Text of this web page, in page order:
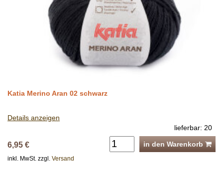
Katia Merino Aran 02 schwarz
Details anzeigen
lieferbar: 20
6,95 € in den Warenkorb
inkl. MwSt. zzgl. Versand